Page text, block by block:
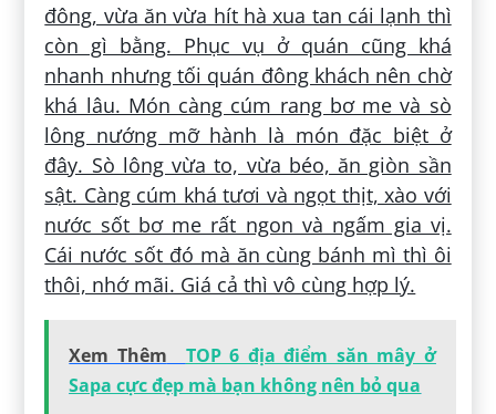
đông, vừa ăn vừa hít hà xua tan cái lạnh thì
còn gì bằng. Phục vụ ở quán cũng khá
nhanh nhưng tối quán đông khách nên chờ
khá lâu. Món càng cúm rang bơ me và sò
lông nướng mỡ hành là món đặc biệt ở
đây. Sò lông vừa to, vừa béo, ăn giòn sần
sật. Càng cúm khá tươi và ngọt thịt, xào với
nước sốt bơ me rất ngon và ngấm gia vị.
Cái nước sốt đó mà ăn cùng bánh mì thì ôi
thôi, nhớ mãi. Giá cả thì vô cùng hợp lý.
Xem Thêm
TOP 6 địa điểm săn mây ở
Sapa cực đẹp mà bạn không nên bỏ qua